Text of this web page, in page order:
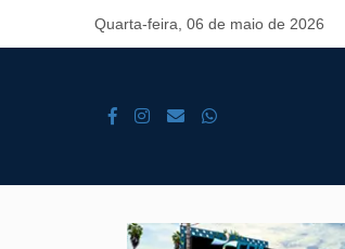
Quarta-feira, 06 de maio de 2026